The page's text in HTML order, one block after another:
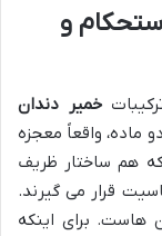
و
خمیر دندان
ماده، واقعاً معجزه
هم ساختار ظریف
قرار می گیرند.
هاست. برای اینکه